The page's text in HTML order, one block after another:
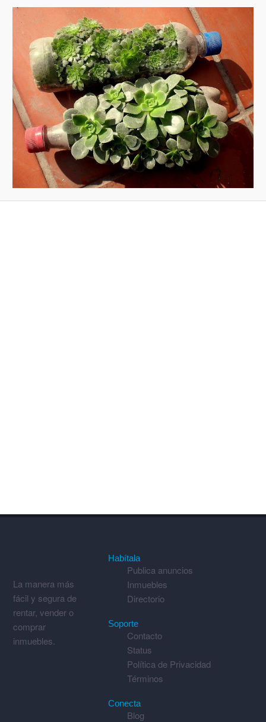
La manera más
fácil y segura de
rentar, vender o
comprar
inmuebles.
Habítala
Publica anuncios
Inmuebles
Directorio
Soporte
Contacto
Status
Política de Privacidad
Términos
Conecta
Blog